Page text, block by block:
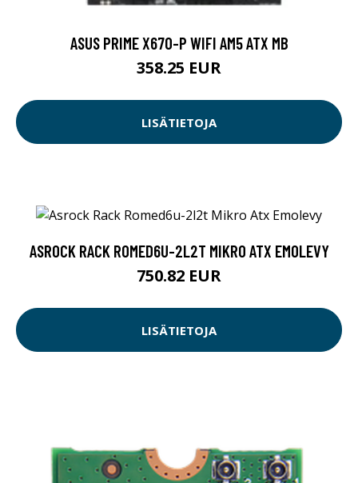
ASUS PRIME X670-P WIFI AM5 ATX MB
358.25 EUR
LISÄTIETOJA
ASROCK RACK ROMED6U-2L2T MIKRO ATX EMOLEVY
750.82 EUR
LISÄTIETOJA